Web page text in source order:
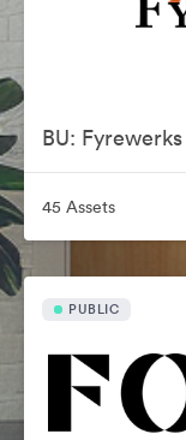
BU: Fyrewerks
45 Assets
PUBLIC